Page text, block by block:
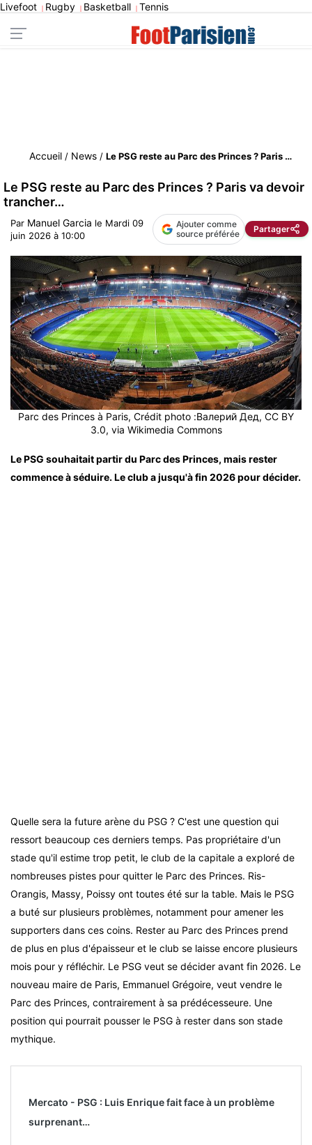
Livefoot | Rugby | Basketball | Tennis
Accueil / News / Le PSG reste au Parc des Princes ? Paris va devoir trancher…
Le PSG reste au Parc des Princes ? Paris va devoir
trancher…
Par Manuel Garcia le Mardi 09
juin 2026 à 10:00
Ajouter comme
source préférée
Partager
Parc des Princes à Paris, Crédit photo :Валерий Дед, CC BY
3.0, via Wikimedia Commons
Le PSG souhaitait partir du Parc des Princes, mais rester
commence à séduire. Le club a jusqu'à fin 2026 pour décider.
Quelle sera la future arène du PSG ? C'est une question qui
ressort beaucoup ces derniers temps. Pas propriétaire d'un
stade qu'il estime trop petit, le club de la capitale a exploré de
nombreuses pistes pour quitter le Parc des Princes. Ris-
Orangis, Massy, Poissy ont toutes été sur la table. Mais le PSG
a buté sur plusieurs problèmes, notamment pour amener les
supporters dans ces coins. Rester au Parc des Princes prend
de plus en plus d'épaisseur et le club se laisse encore plusieurs
mois pour y réfléchir. Le PSG veut se décider avant fin 2026. Le
nouveau maire de Paris, Emmanuel Grégoire, veut vendre le
Parc des Princes, contrairement à sa prédécesseure. Une
position qui pourrait pousser le PSG à rester dans son stade
mythique.
Mercato - PSG : Luis Enrique fait face à un problème
surprenant…